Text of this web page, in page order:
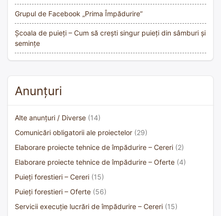
Grupul de Facebook „Prima Împădurire”
Școala de puieți – Cum să crești singur puieți din sâmburi și
semințe
Anunțuri
Alte anunțuri / Diverse (14)
Comunicări obligatorii ale proiectelor (29)
Elaborare proiecte tehnice de împădurire – Cereri (2)
Elaborare proiecte tehnice de împădurire – Oferte (4)
Puieți forestieri – Cereri (15)
Puieți forestieri – Oferte (56)
Servicii execuție lucrări de împădurire – Cereri (15)